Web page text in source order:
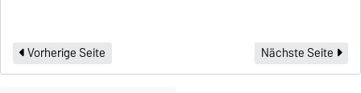
Vorherige Seite Nächste Seite